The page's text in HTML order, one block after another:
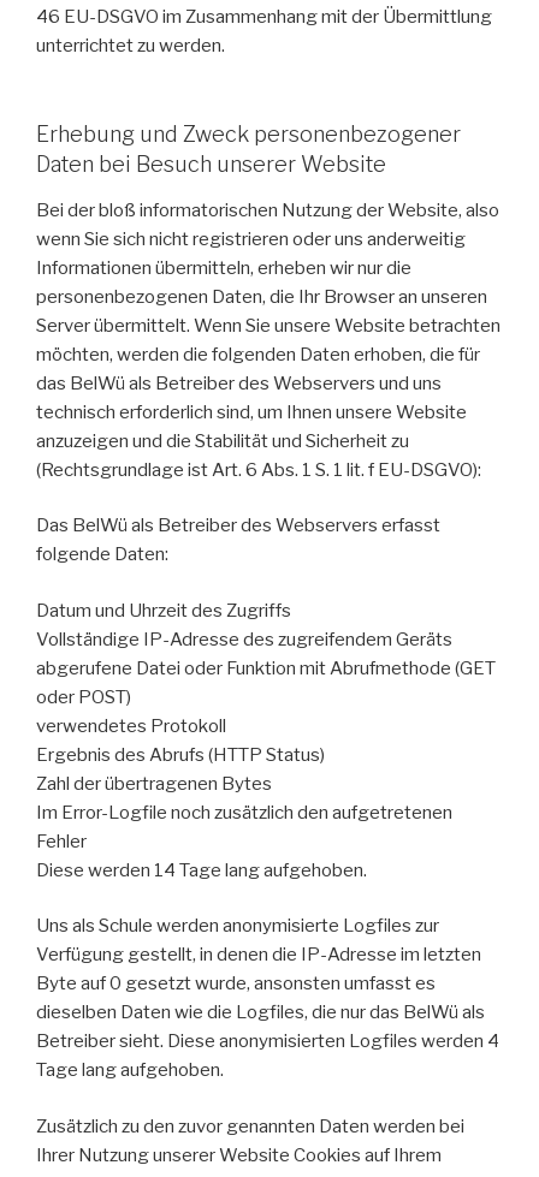
46 EU-DSGVO im Zusammenhang mit der Übermittlung
unterrichtet zu werden.
Erhebung und Zweck personenbezogener
Daten bei Besuch unserer Website
Bei der bloß informatorischen Nutzung der Website, also
wenn Sie sich nicht registrieren oder uns anderweitig
Informationen übermitteln, erheben wir nur die
personenbezogenen Daten, die Ihr Browser an unseren
Server übermittelt. Wenn Sie unsere Website betrachten
möchten, werden die folgenden Daten erhoben, die für
das BelWü als Betreiber des Webservers und uns
technisch erforderlich sind, um Ihnen unsere Website
anzuzeigen und die Stabilität und Sicherheit zu
(Rechtsgrundlage ist Art. 6 Abs. 1 S. 1 lit. f EU-DSGVO):
Das BelWü als Betreiber des Webservers erfasst
folgende Daten:
Datum und Uhrzeit des Zugriffs
Vollständige IP-Adresse des zugreifendem Geräts
abgerufene Datei oder Funktion mit Abrufmethode (GET
oder POST)
verwendetes Protokoll
Ergebnis des Abrufs (HTTP Status)
Zahl der übertragenen Bytes
Im Error-Logfile noch zusätzlich den aufgetretenen
Fehler
Diese werden 14 Tage lang aufgehoben.
Uns als Schule werden anonymisierte Logfiles zur
Verfügung gestellt, in denen die IP-Adresse im letzten
Byte auf 0 gesetzt wurde, ansonsten umfasst es
dieselben Daten wie die Logfiles, die nur das BelWü als
Betreiber sieht. Diese anonymisierten Logfiles werden 4
Tage lang aufgehoben.
Zusätzlich zu den zuvor genannten Daten werden bei
Ihrer Nutzung unserer Website Cookies auf Ihrem